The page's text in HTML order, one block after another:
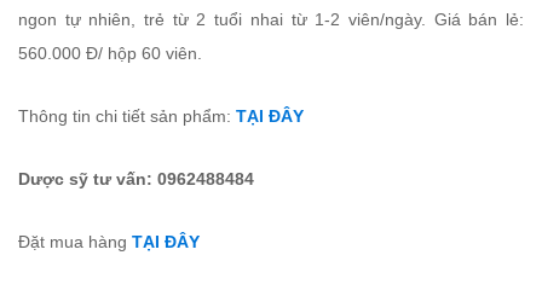
ngon tự nhiên, trẻ từ 2 tuổi nhai từ 1-2 viên/ngày. Giá bán lẻ:
560.000 Đ/ hộp 60 viên.
Thông tin chi tiết sản phẩm: TẠI ĐÂY
Dược sỹ tư vấn: 0962488484
Đặt mua hàng TẠI ĐÂY